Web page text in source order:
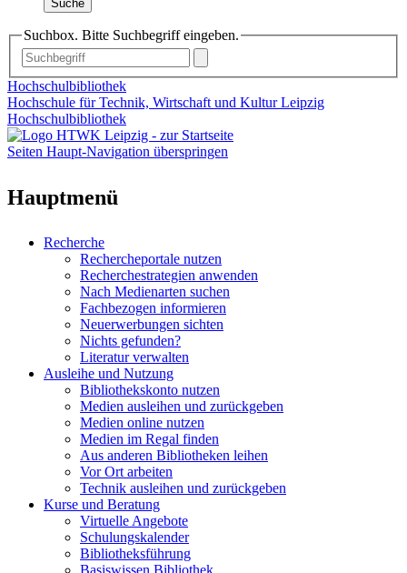
Suche
Suchbox. Bitte Suchbegriff eingeben.
Hochschulbibliothek
Hochschule für Technik, Wirtschaft und Kultur Leipzig
Hochschulbibliothek
Seiten Haupt-Navigation überspringen
Hauptmenü
Recherche
Rechercheportale nutzen
Recherchestrategien anwenden
Nach Medienarten suchen
Fachbezogen informieren
Neuerwerbungen sichten
Nichts gefunden?
Literatur verwalten
Ausleihe und Nutzung
Bibliothekskonto nutzen
Medien ausleihen und zurückgeben
Medien online nutzen
Medien im Regal finden
Aus anderen Bibliotheken leihen
Vor Ort arbeiten
Technik ausleihen und zurückgeben
Kurse und Beratung
Virtuelle Angebote
Schulungskalender
Bibliotheksführung
Basiswissen Bibliothek